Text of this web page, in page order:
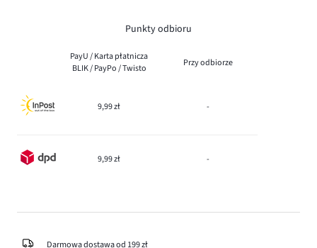
Punkty odbioru
PayU / Karta płatnicza
BLIK / PayPo / Twisto
Przy odbiorze
9,99 zł -
9,99 zł -
Darmowa dostawa od 199 zł